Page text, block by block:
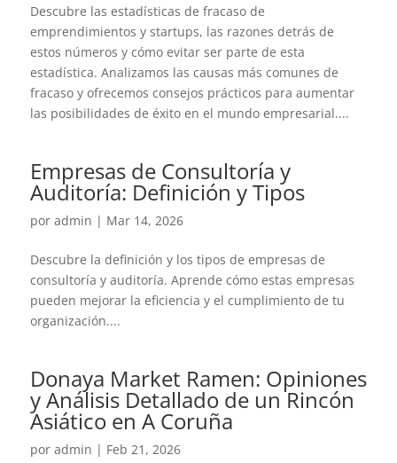
Descubre las estadísticas de fracaso de
emprendimientos y startups, las razones detrás de
estos números y cómo evitar ser parte de esta
estadística. Analizamos las causas más comunes de
fracaso y ofrecemos consejos prácticos para aumentar
las posibilidades de éxito en el mundo empresarial....
Empresas de Consultoría y
Auditoría: Definición y Tipos
por admin | Mar 14, 2026
Descubre la definición y los tipos de empresas de
consultoría y auditoría. Aprende cómo estas empresas
pueden mejorar la eficiencia y el cumplimiento de tu
organización....
Donaya Market Ramen: Opiniones
y Análisis Detallado de un Rincón
Asiático en A Coruña
por admin | Feb 21, 2026